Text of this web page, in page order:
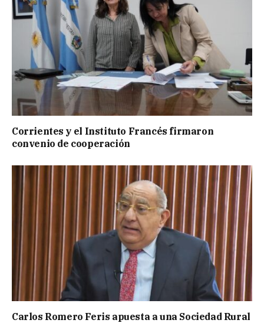
Corrientes y el Instituto Francés firmaron
convenio de cooperación
Carlos Romero Feris apuesta a una Sociedad Rural